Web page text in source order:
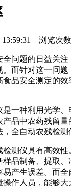
13:59:31 浏览次数
问题的日益关注
而针对这一问题
品安全测定的
一种利用光学、
品中农药残留
全自动农残检测
测仪具有高效性
品制备、提取、
产生误差。而全
操作人员，能够